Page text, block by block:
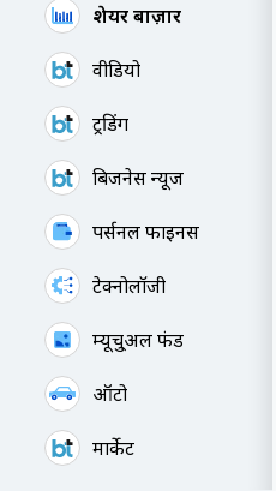
शेयर बाज़ार
वीडियो
ट्रेंडिंग
बिजनेस न्यूज
पर्सनल फाइनेंस
टेक्नोलॉजी
म्यूचु्अल फंड
ऑटो
मार्केट